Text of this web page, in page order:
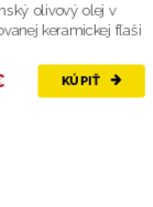
olivový olej v
keramickej fľaši
KÚPIŤ